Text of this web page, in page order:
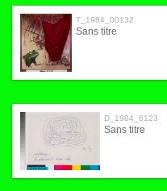
T_1984_00132
Sans titre
D_1984_6123
Sans titre